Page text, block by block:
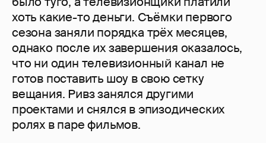
хоть какие-то деньги. Съёмки первого
сезона заняли порядка трёх месяцев,
однако после их завершения оказалось,
что ни один телевизионный канал не
готов поставить шоу в свою сетку
вещания. Ривз занялся другими
проектами и снялся в эпизодических
ролях в паре фильмов.